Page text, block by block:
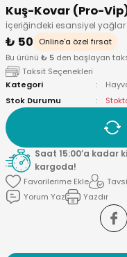
Kuş-Kovar (Pro-
İçeriğindeki esansiyel yağlar
₺ 50 Online'a özel fırsat
Bu ürünü ₺ 5 den başlayan
Taksit Seçenekleri
Kategori
Stok Durumu
Saat 15:00’a kadar
kargoda!
Yorum Yaz
Yazdır
Ürünleri